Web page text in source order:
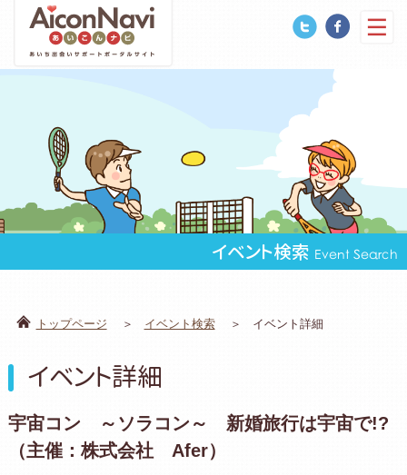
イベント検索 Event Search
トップページ イベント検索 イベント詳細
イベント詳細
宇宙コン ～ソラコン～ 新婚旅行は宇宙で!?
（主催：株式会社 Afer）